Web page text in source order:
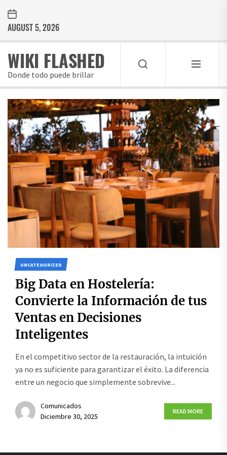
the
content
AUGUST 5, 2026
WIKI FLASHED
Donde todo puede brillar
UNCATEGORIZED
Big Data en Hostelería:
Convierte la Información de tus
Ventas en Decisiones
Inteligentes
En el competitivo sector de la restauración, la intuición
ya no es suficiente para garantizar el éxito. La diferencia
entre un negocio que simplemente sobrevive...
Comunicados
Diciembre 30, 2025
READ MORE